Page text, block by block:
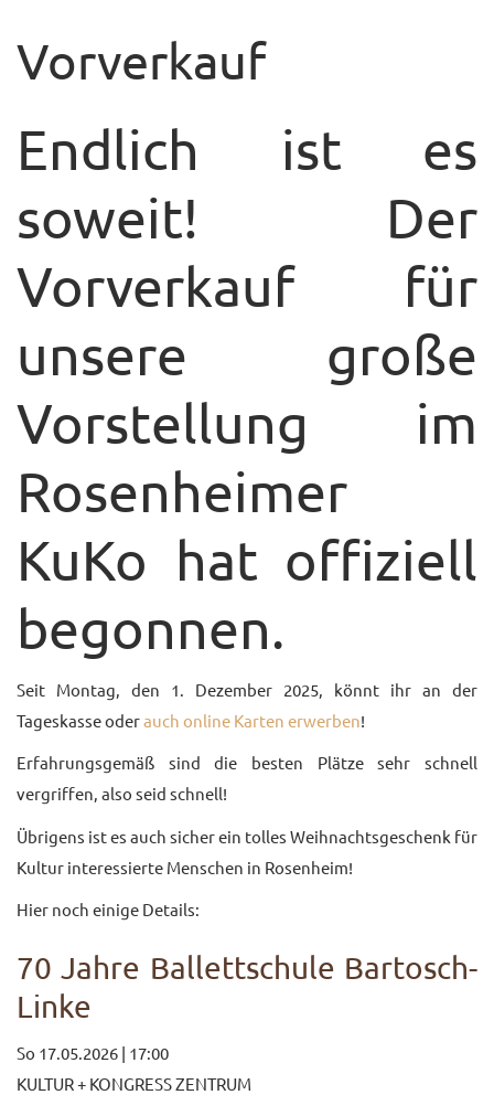
IM BALLETTSAAL
TRAUMBERUF
TÄNZER/-IN
DOWNLOADS
FAQ
BALLETTBLOG
Vorverkauf
Endlich ist es
soweit! Der
Vorverkauf für
unsere große
Vorstellung im
Rosenheimer
KuKo hat offiziell
begonnen.
Seit Montag, den 1. Dezember 2025, könnt ihr an der
Tageskasse oderauch online Karten erwerben!
Erfahrungsgemäß sind die besten Plätze sehr schnell
vergriffen, also seid schnell!
Übrigens ist es auch sicher ein tolles Weihnachtsgeschenk für
Kultur interessierte Menschen in Rosenheim!
Hier noch einige Details:
70 Jahre Ballettschule Bartosch-
Linke
So 17.05.2026 | 17:00
KULTUR + KONGRESS ZENTRUM